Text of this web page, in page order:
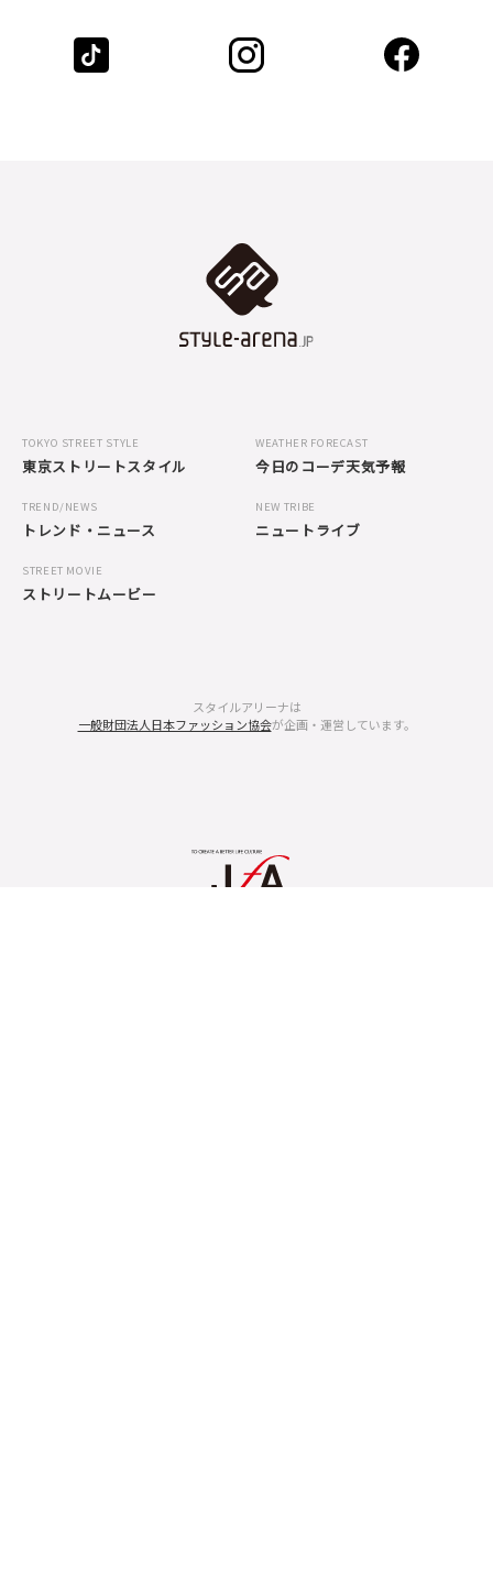
TOKYO STREET STYLE
東京ストリートスタイル
WEATHER FORECAST
今日のコーデ天気予報
TREND/NEWS
トレンド・ニュース
NEW TRIBE
ニュートライブ
STREET MOVIE
ストリートムービー
スタイルアリーナは
一般財団法人日本ファッション協会が企画・運営しています。